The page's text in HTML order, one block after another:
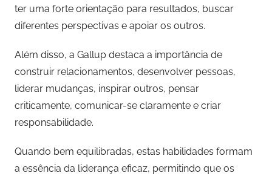
ter uma forte orientação para resultados, buscar
diferentes perspectivas e apoiar os outros.
Além disso, a Gallup destaca a importância de
construir relacionamentos, desenvolver pessoas,
liderar mudanças, inspirar outros, pensar
criticamente, comunicar-se claramente e criar
responsabilidade.
Quando bem equilibradas, estas habilidades formam
a essência da liderança eficaz, permitindo que os